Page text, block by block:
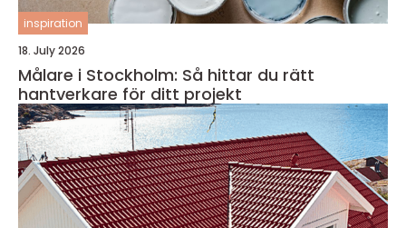
inspiration
18. July 2026
Målare i Stockholm: Så hittar du rätt
hantverkare för ditt projekt